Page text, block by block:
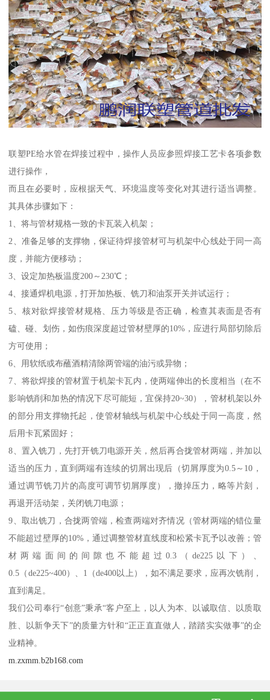
联塑PE给水管在焊接过程中，操作人员应参照焊接工艺卡各项参数
进行操作，
而且在必要时，应根据天气、环境温度等变化对其进行适当调整。
其具体步骤如下：
1、将与管材规格一致的卡瓦装入机架；
2、准备足够的支撑物，保证待焊接管材可与机架中心线处于同一高
度，并能方便移动；
3、设定加热板温度200～230℃；
4、接通焊机电源，打开加热板、铣刀和油泵开关并试运行；
5、核对欲焊接管材规格、压力等级是否正确，检查其表面是否有
磕、碰、划伤，如伤痕深度超过管材壁厚的10%，应进行局部切除后
方可使用；
6、用软纸或布蘸酒精清除两管端的油污或异物；
7、将欲焊接的管材置于机架卡瓦内，使两端伸出的长度相当（在不
影响铣削和加热的情况下尽可能短，宜保持20~30），管材机架以外
的部分用支撑物托起，使管材轴线与机架中心线处于同一高度，然
后用卡瓦紧固好；
8、置入铣刀，先打开铣刀电源开关，然后再合拢管材两端，并加以
适当的压力，直到两端有连续的切屑出现后（切屑厚度为0.5～10，
通过调节铣刀片的高度可调节切屑厚度），撤掉压力，略等片刻，
再退开活动架，关闭铣刀电源；
9、取出铣刀，合拢两管端，检查两端对齐情况（管材两端的错位量
不能超过壁厚的10%，通过调整管材直线度和松紧卡瓦予以改善；管
材两端面间的间隙也不能超过0.3（de225以下）、
0.5（de225~400）、1（de400以上），如不满足要求，应再次铣削，
直到满足。
我们公司奉行“创意”秉承“客户至上，以人为本、以诚取信、以质取
胜、以新争天下”的质量方针和“正正直直做人，踏踏实实做事”的企
业精神。
m.zxmm.b2b168.com